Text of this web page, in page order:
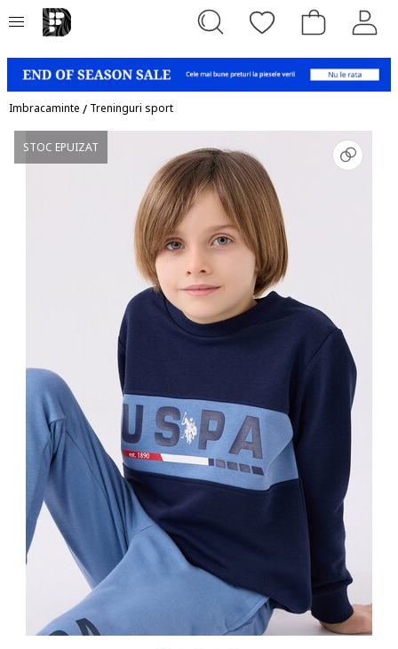
Imbracaminte / Treninguri sport
STOC EPUIZAT